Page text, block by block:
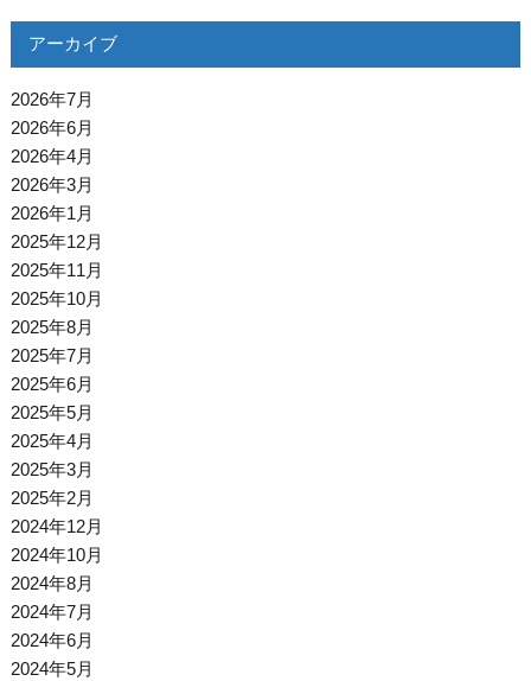
アーカイブ
2026年7月
2026年6月
2026年4月
2026年3月
2026年1月
2025年12月
2025年11月
2025年10月
2025年8月
2025年7月
2025年6月
2025年5月
2025年4月
2025年3月
2025年2月
2024年12月
2024年10月
2024年8月
2024年7月
2024年6月
2024年5月